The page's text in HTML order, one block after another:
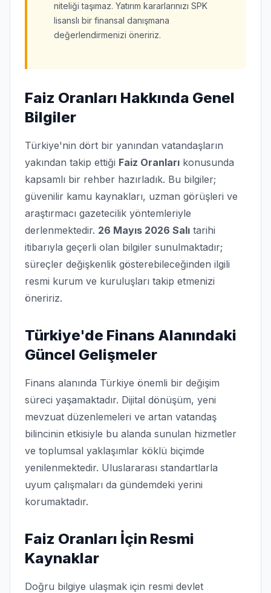
niteliği taşımaz. Yatırım kararlarınızı SPK
lisanslı bir finansal danışmana
değerlendirmenizi öneririz.
Faiz Oranları Hakkında Genel
Bilgiler
Türkiye'nin dört bir yanından vatandaşların
yakından takip ettiği Faiz Oranları konusunda
kapsamlı bir rehber hazırladık. Bu bilgiler;
güvenilir kamu kaynakları, uzman görüşleri ve
araştırmacı gazetecilik yöntemleriyle
derlenmektedir. 26 Mayıs 2026 Salı tarihi
itibarıyla geçerli olan bilgiler sunulmaktadır;
süreçler değişkenlik gösterebileceğinden ilgili
resmi kurum ve kuruluşları takip etmenizi
öneririz.
Türkiye'de Finans Alanındaki
Güncel Gelişmeler
Finans alanında Türkiye önemli bir değişim
süreci yaşamaktadır. Dijital dönüşüm, yeni
mevzuat düzenlemeleri ve artan vatandaş
bilincinin etkisiyle bu alanda sunulan hizmetler
ve toplumsal yaklaşımlar köklü biçimde
yenilenmektedir. Uluslararası standartlarla
uyum çalışmaları da gündemdeki yerini
korumaktadır.
Faiz Oranları İçin Resmi
Kaynaklar
Doğru bilgiye ulaşmak için resmi devlet